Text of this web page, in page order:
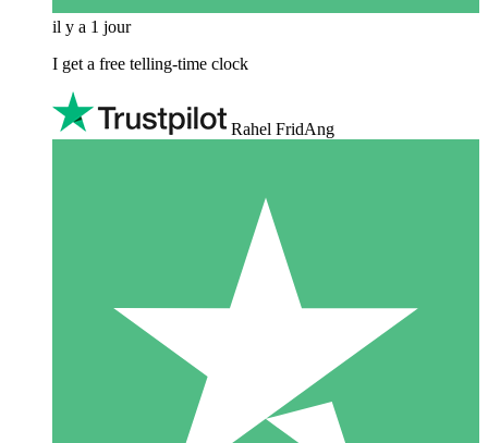
il y a 1 jour
I get a free telling-time clock
Rahel FridAng